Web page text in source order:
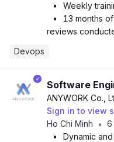
•
Weekly
•
13 months
reviews
Devops
Software
ANYWORK Co.,
Sign in to view
Ho Chi Minh
• 6
•
Dynamic